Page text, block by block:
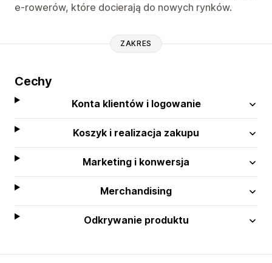
e-rowerów, które docierają do nowych rynków.
ZAKRES
Cechy
Konta klientów i logowanie
Koszyk i realizacja zakupu
Marketing i konwersja
Merchandising
Odkrywanie produktu